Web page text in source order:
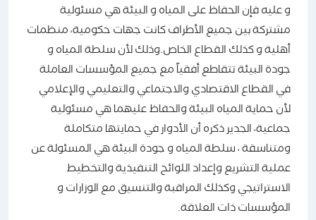
و عليه فإن الحفاظ على المياه و البيئة هي مسئولية
مشتركة بين جميع الأطراف كانت جهات حكومية، منظمات
أهلية و كذلك القطاع الخاص.وذلك لأن سلطة المياه و
جودة البيئة تتقاطع أفقياً مع جميع المؤسسات العاملة
في القطاع الاقتصادي والاجتماعي والتعليمي والإعلامي
لأن حماية المياه البيئة والحفاظ عليهما هي مسئولية
جماعية، الجدير ذكره أن الأدوار في حمايتها متكاملة
ومتناسقة ، سلطة المياه و جودة البيئة هي المسئولة عن
عملية التشريع وإعداد اللوائح التنفيذية والتخطيط
الاستراتيجي وكذلك المراقبة والتنسيق مع الوزارات و
المؤسسات ذات العلاقة.